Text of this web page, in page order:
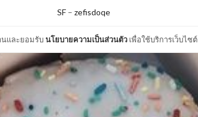
นและยอมรับนโยบายความเป็นส่วนตัว เพื่อใช้บริการเว็บไซต์
SF – zefisdoqe